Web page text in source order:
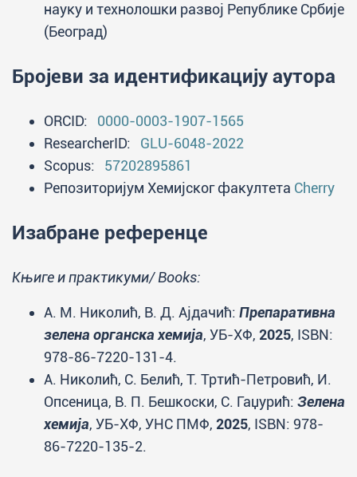
науку и технолошки развој Републике Србије
(Београд)
Бројеви за идентификацију аутора
ORCID: 0000-0003-1907-1565
ResearcherID: GLU-6048-2022
Scopus: 57202895861
Репозиторијум Хемијског факултета Cherry
Изабране референце
Књиге и практикуми/ Books:
А. М. Николић, В. Д. Ајдачић: Препаративна
зелена органска хемија, УБ-ХФ, 2025, ISBN:
978-86-7220-131-4.
А. Николић, С. Белић, Т. Тртић-Петровић, И.
Опсеница, В. П. Бешкоски, С. Гаџурић: Зелена
хемија, УБ-ХФ, УНС ПМФ, 2025, ISBN: 978-
86-7220-135-2.